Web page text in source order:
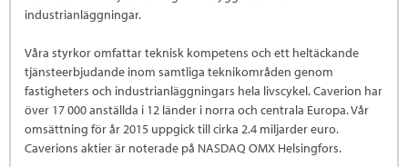
industrianläggningar.
Våra styrkor omfattar teknisk kompetens och ett heltäckande
tjänsteerbjudande inom samtliga teknikområden genom
fastigheters och industrianläggningars hela livscykel. Caverion har
över 17 000 anställda i 12 länder i norra och centrala Europa. Vår
omsättning för år 2015 uppgick till cirka 2.4 miljarder euro.
Caverions aktier är noterade på NASDAQ OMX Helsingfors.